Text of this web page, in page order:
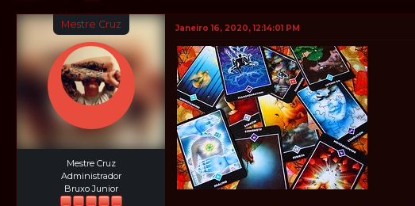
Mestre Cruz
Mestre Cruz
Administrador
Bruxo Junior
Janeiro 16, 2020, 12:14:01 PM